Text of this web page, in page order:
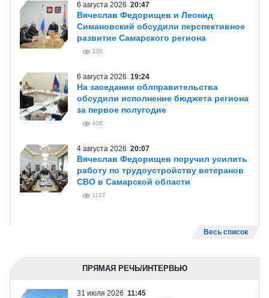
6 августа 2026 20:47
Вячеслав Федорищев и Леонид
Симановский обсудили перспективное
развитие Самарского региона
336
6 августа 2026 19:24
На заседании облправительства
обсудили исполнение бюджета региона
за первое полугодие
406
4 августа 2026 20:07
Вячеслав Федорищев поручил усилить
работу по трудоустройству ветеранов
СВО в Самарской области
1107
Весь список
ПРЯМАЯ РЕЧЬ/ИНТЕРВЬЮ
31 июля 2026 11:45